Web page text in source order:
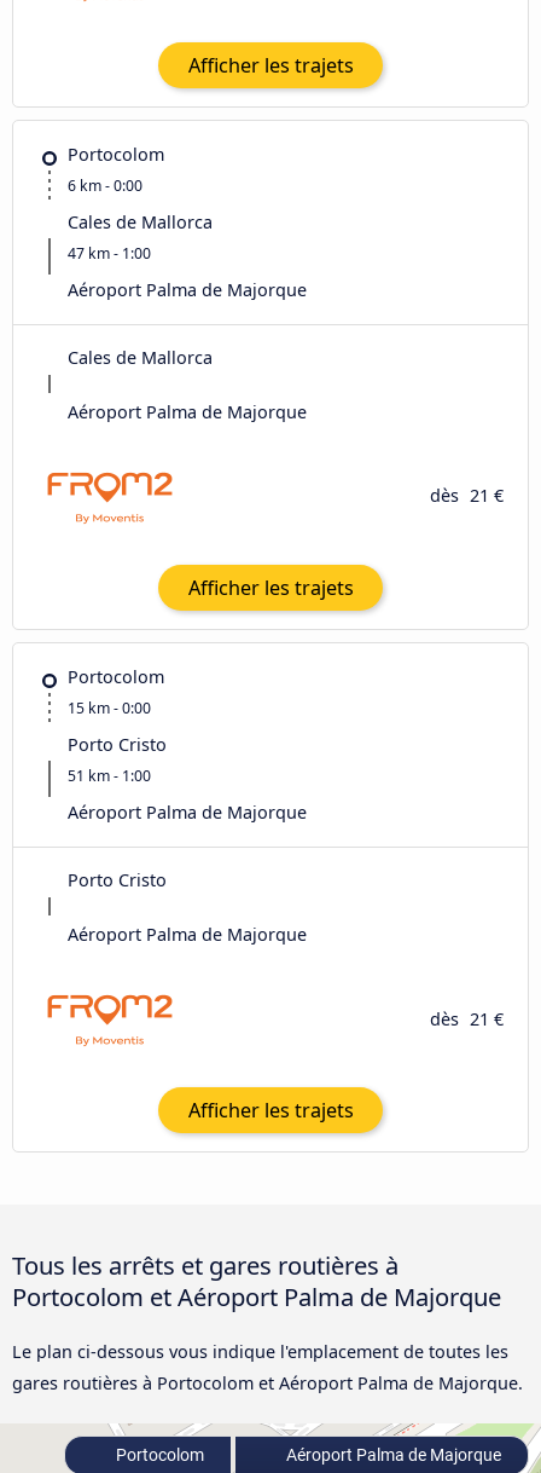
Afficher les trajets
Portocolom
6 km - 0:00
Cales de Mallorca
47 km - 1:00
Aéroport Palma de Majorque
Cales de Mallorca
Aéroport Palma de Majorque
dès 21 €
Afficher les trajets
Portocolom
15 km - 0:00
Porto Cristo
51 km - 1:00
Aéroport Palma de Majorque
Porto Cristo
Aéroport Palma de Majorque
dès 21 €
Afficher les trajets
Tous les arrêts et gares routières à
Portocolom et Aéroport Palma de Majorque
Le plan ci-dessous vous indique l'emplacement de toutes les
gares routières à Portocolom et Aéroport Palma de Majorque.
Portocolom Aéroport Palma de Majorque